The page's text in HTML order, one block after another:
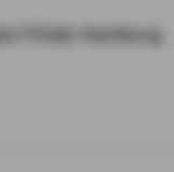
Filiale Hamburg